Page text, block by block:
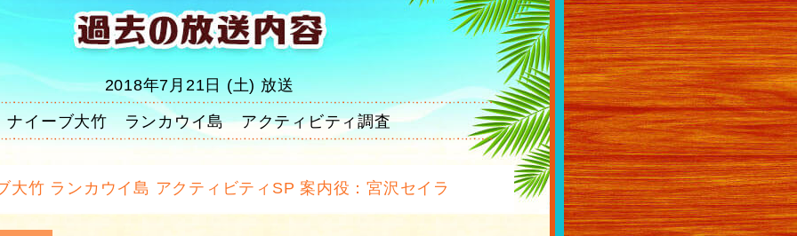
2018年7月21日 (土) 放送
ナイーブ大竹 ランカウイ島 アクティビティ調査
大竹 ランカウイ島 アクティビティSP 案内役：宮沢セイラ